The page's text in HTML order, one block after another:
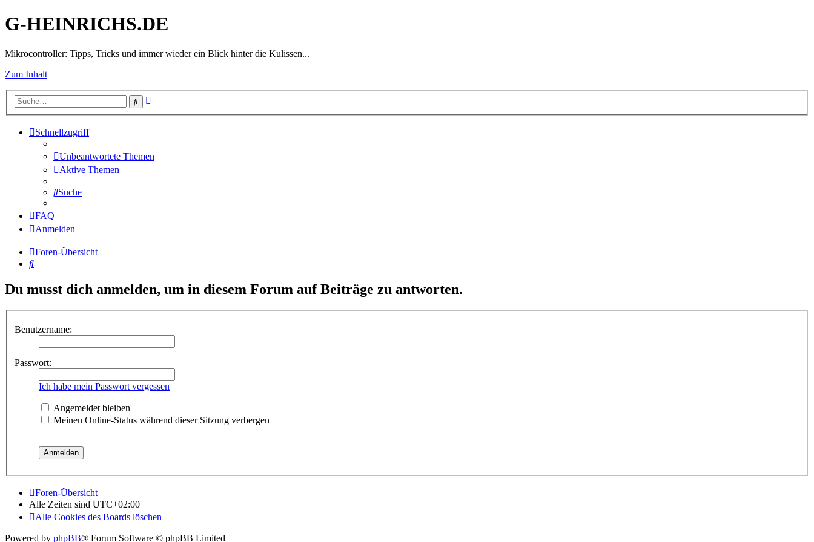
G-HEINRICHS.DE
Mikrocontroller: Tipps, Tricks und immer wieder ein Blick hinter die Kulissen...
Zum Inhalt
Suche
Schnellzugriff
Unbeantwortete Themen
Aktive Themen
Suche
FAQ
Anmelden
Foren-Übersicht
Suche
Du musst dich anmelden, um in diesem Forum auf Beiträge zu antworten.
Benutzername:
Passwort:
Ich habe mein Passwort vergessen
Angemeldet bleiben
Meinen Online-Status während dieser Sitzung verbergen
Foren-Übersicht
Alle Zeiten sind UTC+02:00
Alle Cookies des Boards löschen
Powered by phpBB® Forum Software © phpBB Limited